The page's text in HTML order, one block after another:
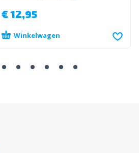
€12,95
Winkelwagen